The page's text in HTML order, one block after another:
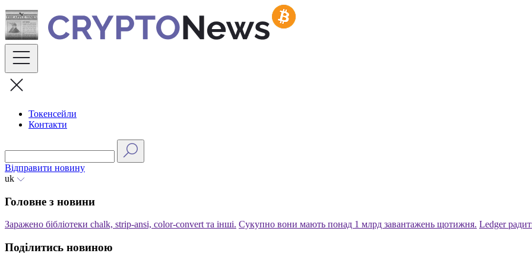
Skip
to
content
Токенсейли
Контакти
Відправити новину
uk
Головне з новини
Заражено бібліотеки chalk, strip-ansi, color-convert та інші. Сукупно вони мають понад 1 млрд завантажень щотижня. Ledger
Поділитись новиною